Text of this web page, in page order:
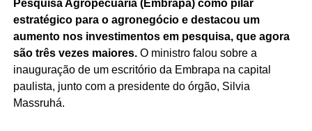
Pesquisa Agropecuária (Embrapa) como pilar
estratégico para o agronegócio e destacou um
aumento nos investimentos em pesquisa, que agora
são três vezes maiores.O ministro falou sobre a
inauguração de um escritório da Embrapa na capital
paulista, junto com a presidente do órgão, Silvia
Massruhá.